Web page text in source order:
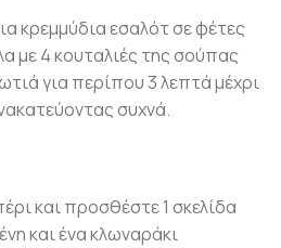
κρεμμύδια εσαλότ σε φέτες
με 4 κουταλιές της σούπας
για περίπου 3 λεπτά μέχρι
συχνά.
και προσθέστε 1 σκελίδα
και ένα κλωναράκι